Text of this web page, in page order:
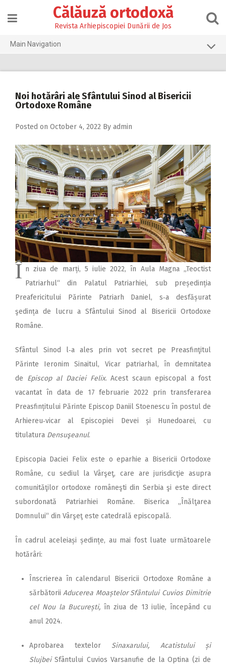
content
Călăuză ortodoxă
Revista Arhiepiscopiei Dunării de Jos
Main Navigation
2025
2022
2021
2020
2019
2018
2017
2016
2015
2013
2011
2010
Noi hotărâri ale Sfântului Sinod al Bisericii
Ortodoxe Române
Posted on October 4, 2022 By admin
Î n ziua de marți, 5 iulie 2022, în Aula Magna „Teoctist
Patriarhul“ din Palatul Patriarhiei, sub preșe­din­ția
Preafericitului Părinte Patriarh Daniel, s‑a desfășurat
şedința de lucru a Sfântului Sinod al Bisericii Ortodoxe
Române.
Sfântul Sinod l‑a ales prin vot secret pe Preasfinţitul
Părinte Ieronim Sinaitul, Vicar patriarhal, în demnitatea
de Episcop al Daciei Felix. Acest scaun epis­copal a fost
vacantat în data de 17 februarie 2022 prin transferarea
Preasfinți­tu­lui Părinte Epis­cop Daniil Stoenescu în postul de
Arhiereu‑vicar al Episcopiei Devei și Hunedoarei, cu
titulatura Densuşeanul.
Episcopia Daciei Felix este o eparhie a Bisericii Ortodoxe
Române, cu sediul la Vârşeţ, care are jurisdicţie asupra
comunităţilor ortodoxe româneşti din Serbia şi este direct
subordonată Patriarhiei Române. Biserica „Înălţarea
Domnului“ din Vârşeţ este catedrală episcopală.
În cadrul aceleiași ședințe, au mai fost luate următoarele
hotărâri:
Înscrierea în calendarul Bisericii Ortodoxe Române a
sărbătoriiAdu­cerea Moaștelor Sfântului Cuvios Dimitrie
cel Nou la București,în ziua de 13 iulie, începând cu
anul 2024.
Aprobarea textelor Sina­xarului, Acatistului și
SlujbeiSfântului Cuvios Varsanufie de la Optina (zi de